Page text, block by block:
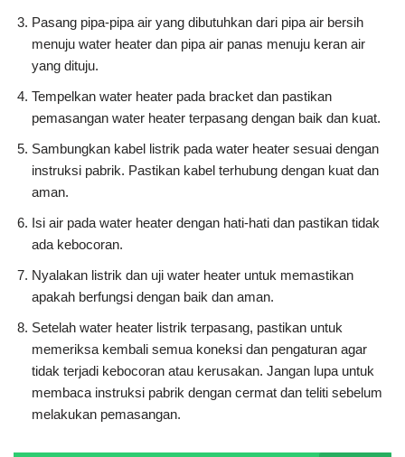
Pasang pipa-pipa air yang dibutuhkan dari pipa air bersih
menuju water heater dan pipa air panas menuju keran air
yang dituju.
Tempelkan water heater pada bracket dan pastikan
pemasangan water heater terpasang dengan baik dan kuat.
Sambungkan kabel listrik pada water heater sesuai dengan
instruksi pabrik. Pastikan kabel terhubung dengan kuat dan
aman.
Isi air pada water heater dengan hati-hati dan pastikan tidak
ada kebocoran.
Nyalakan listrik dan uji water heater untuk memastikan
apakah berfungsi dengan baik dan aman.
Setelah water heater listrik terpasang, pastikan untuk
memeriksa kembali semua koneksi dan pengaturan agar
tidak terjadi kebocoran atau kerusakan. Jangan lupa untuk
membaca instruksi pabrik dengan cermat dan teliti sebelum
melakukan pemasangan.